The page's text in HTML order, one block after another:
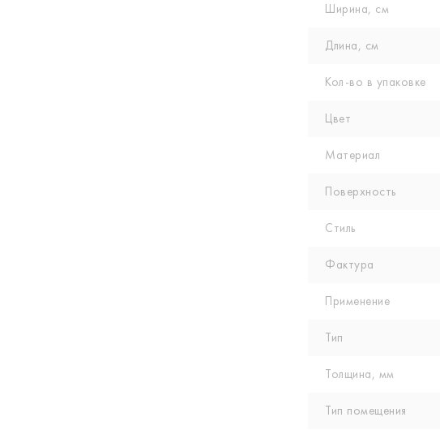
Ширина, см
Длина, см
Кол-вo в упаковке
Цвет
Материал
Поверхность
Стиль
Фактура
Применение
Тип
Толщина, мм
Тип помещения